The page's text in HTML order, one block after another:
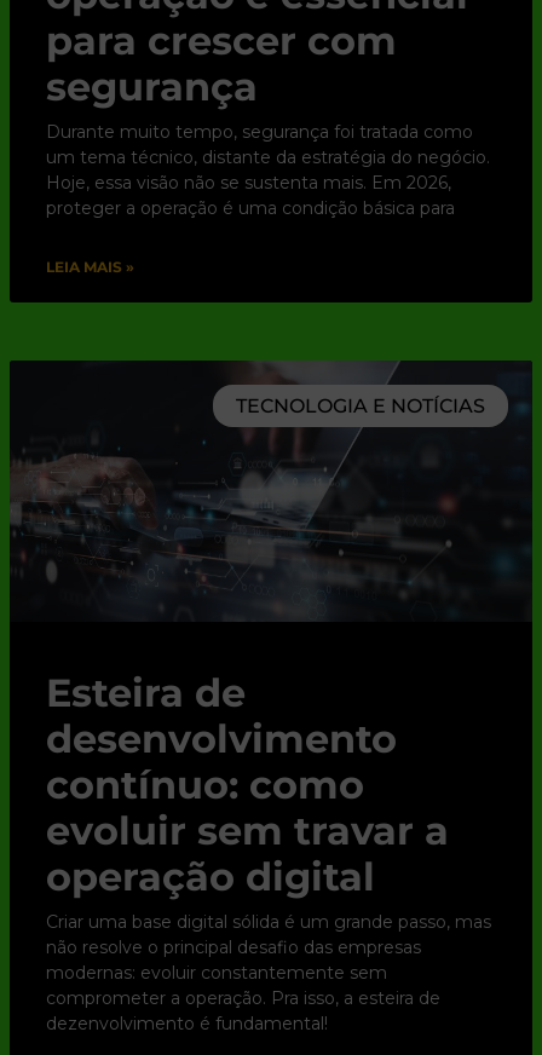
para crescer com
segurança
Durante muito tempo, segurança foi tratada como
um tema técnico, distante da estratégia do negócio.
Hoje, essa visão não se sustenta mais. Em 2026,
proteger a operação é uma condição básica para
LEIA MAIS »
TECNOLOGIA E NOTÍCIAS
Esteira de
desenvolvimento
contínuo: como
evoluir sem travar a
operação digital
Criar uma base digital sólida é um grande passo, mas
não resolve o principal desafio das empresas
modernas: evoluir constantemente sem
comprometer a operação. Pra isso, a esteira de
dezenvolvimento é fundamental!